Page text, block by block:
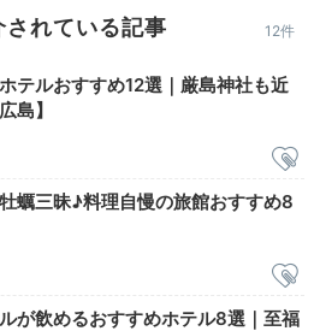
されている記事 12件
テルおすすめ12選｜厳島神社も近
島】
蠣三昧♪料理自慢の旅館おすすめ8
が飲めるおすすめホテル8選｜至福